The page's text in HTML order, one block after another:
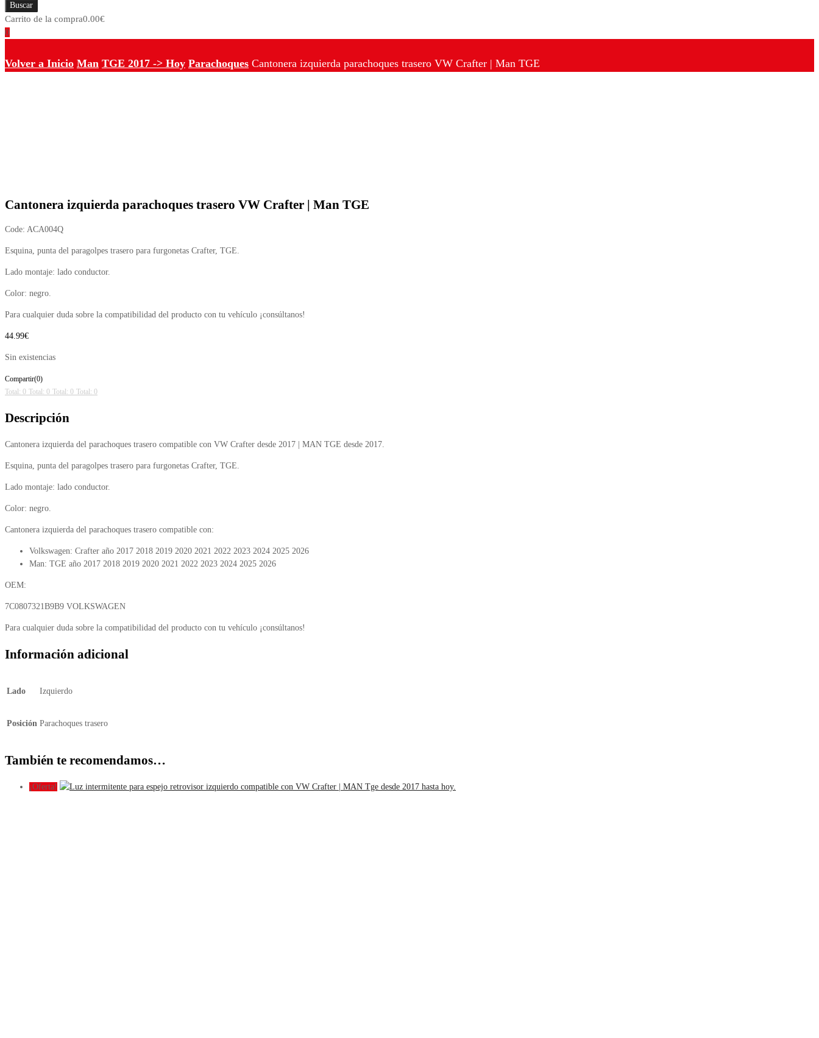
Buscar
Carrito de la compra0.00€
0
Volver a Inicio Man TGE 2017 -> Hoy Parachoques Cantonera izquierda parachoques trasero VW Crafter | Man TGE
Cantonera izquierda parachoques trasero VW Crafter | Man TGE
Code: ACA004Q
Esquina, punta del paragolpes trasero para furgonetas Crafter, TGE.
Lado montaje: lado conductor.
Color: negro.
Para cualquier duda sobre la compatibilidad del producto con tu vehículo ¡consúltanos!
44.99€
Sin existencias
Compartir(0)
Total: 0 Total: 0 Total: 0 Total: 0
Descripción
Cantonera izquierda del parachoques trasero compatible con VW Crafter desde 2017 | MAN TGE desde 2017.
Esquina, punta del paragolpes trasero para furgonetas Crafter, TGE.
Lado montaje: lado conductor.
Color: negro.
Cantonera izquierda del parachoques trasero compatible con:
Volkswagen: Crafter año 2017 2018 2019 2020 2021 2022 2023 2024 2025 2026
Man: TGE año 2017 2018 2019 2020 2021 2022 2023 2024 2025 2026
OEM:
7C0807321B9B9 VOLKSWAGEN
Para cualquier duda sobre la compatibilidad del producto con tu vehículo ¡consúltanos!
Información adicional
Lado Izquierdo
Posición Parachoques trasero
También te recomendamos…
¡Oferta!